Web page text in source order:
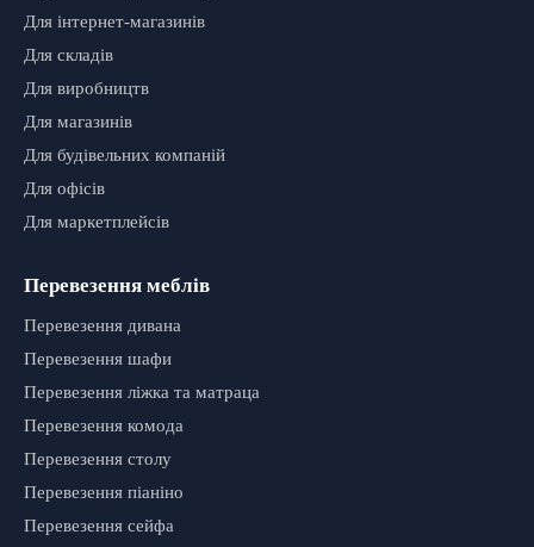
Для інтернет-магазинів
Для складів
Для виробництв
Для магазинів
Для будівельних компаній
Для офісів
Для маркетплейсів
Перевезення меблів
Перевезення дивана
Перевезення шафи
Перевезення ліжка та матраца
Перевезення комода
Перевезення столу
Перевезення піаніно
Перевезення сейфа